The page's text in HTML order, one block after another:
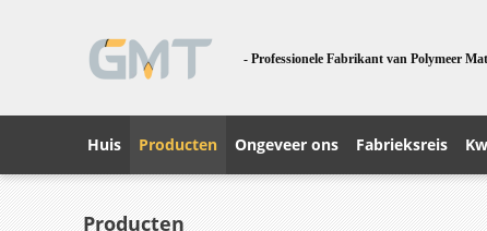
- Professionele Fabrikant van Polymeer
Huis Producten Ongeveer ons Fabrieksreis
Producten